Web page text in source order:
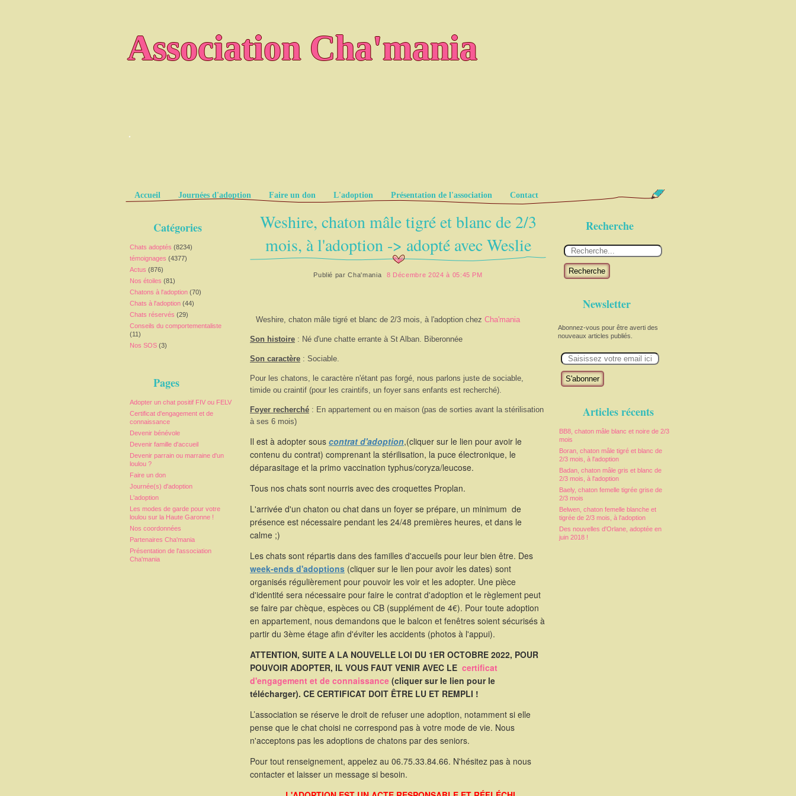
Association Cha'mania
.
Pages
Accueil Journées d'adoption Faire un don L'adoption Présentation de l'association Contact
Catégories
Chats adoptés (8234)
témoignages (4377)
Actus (876)
Nos étoiles (81)
Chatons à l'adoption (70)
Chats à l'adoption (44)
Chats réservés (29)
Conseils du comportementaliste
(11)
Nos SOS (3)
Pages
Adopter un chat positif FIV ou FELV
Certificat d'engagement et de
connaissance
Devenir bénévole
Devenir famille d'accueil
Devenir parrain ou marraine d'un
loulou ?
Faire un don
Journée(s) d'adoption
L'adoption
Les modes de garde pour votre
loulou sur la Haute Garonne !
Nos coordonnées
Partenaires Cha'mania
Présentation de l'association
Cha'mania
Recherche
Recherche
Newsletter
Abonnez-vous pour être averti des
nouveaux articles publiés.
m
Articles récents
BB8, chaton mâle blanc et noire de 2/3
mois
Boran, chaton mâle tigré et blanc de
2/3 mois, à l'adoption
Badan, chaton mâle gris et blanc de
2/3 mois, à l'adoption
Baely, chaton femelle tigrée grise de
2/3 mois
Belwen, chaton femelle blanche et
tigrée de 2/3 mois, à l'adoption
Des nouvelles d'Orlane, adoptée en
juin 2018 !
Weshire, chaton mâle tigré et blanc de 2/3
mois, à l'adoption -> adopté avec Weslie
Publié parCha'mania 8 Décembre 2024 à 05:45 PM
Weshire, chaton mâle tigré et blanc de 2/3 mois, à l'adoption chez Cha'mania
Son histoire : Né d'une chatte errante à St Alban. Biberonnée
Son caractère : Sociable.
Pour les chatons, le caractère n'étant pas forgé, nous parlons juste de sociable,
timide ou craintif (pour les craintifs, un foyer sans enfants est recherché).
Foyer recherché : En appartement ou en maison (pas de sorties avant la stérilisation
à ses 6 mois)
Il est à adopter sous contrat d'adoption,(cliquer sur le lien pour avoir le
contenu du contrat) comprenant la stérilisation, la puce électronique, le
déparasitage et la primo vaccination typhus/coryza/leucose.
Tous nos chats sont nourris avec des croquettes Proplan.
L'arrivée d'un chaton ou chat dans un foyer se prépare, un minimum de
présence est nécessaire pendant les 24/48 premières heures, et dans le
calme ;)
Les chats sont répartis dans des familles d'accueils pour leur bien être. Des
week-ends d'adoptions (cliquer sur le lien pour avoir les dates) sont
organisés régulièrement pour pouvoir les voir et les adopter. Une pièce
d'identité sera nécessaire pour faire le contrat d'adoption et le règlement peut
se faire par chèque, espèces ou CB (supplément de 4€). Pour toute adoption
en appartement, nous demandons que le balcon et fenêtres soient sécurisés à
partir du 3ème étage afin d'éviter les accidents (photos à l'appui).
ATTENTION, SUITE A LA NOUVELLE LOI DU 1ER OCTOBRE 2022, POUR
POUVOIR ADOPTER, IL VOUS FAUT VENIR AVEC LE certificat
d'engagement et de connaissance (cliquer sur le lien pour le
télécharger). CE CERTIFICAT DOIT ÊTRE LU ET REMPLI !
L’association se réserve le droit de refuser une adoption, notamment si elle
pense que le chat choisi ne correspond pas à votre mode de vie. Nous
n'acceptons pas les adoptions de chatons par des seniors.
Pour tout renseignement, appelez au 06.75.33.84.66. N'hésitez pas à nous
contacter et laisser un message si besoin.